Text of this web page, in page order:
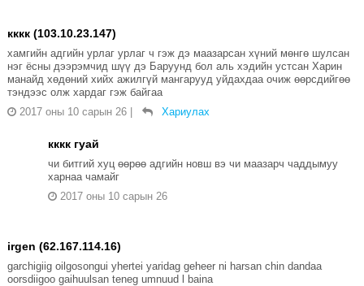
кккк (103.10.23.147)
хамгийн адгийн урлаг урлаг ч гэж дэ маазарсан хүний мөнгө шулсан
нэг ёсны дээрэмчид шүү дэ Баруунд бол аль хэдийн устсан Харин
манайд хөдөний хийх ажилгүй мангарууд уйдахдаа очиж өөрсдийгөө
тэндээс олж хардаг гэж байгаа
2017 оны 10 сарын 26
Хариулах
кккк гуай
чи битгий хуц өөрөө адгийн новш вэ чи маазарч чаддымуу
харнаа чамайг
2017 оны 10 сарын 26
irgen (62.167.114.16)
garchigiig oilgosongui yhertei yaridag geheer ni harsan chin dandaa
oorsdiigoo gaihuulsan teneg umnuud l baina